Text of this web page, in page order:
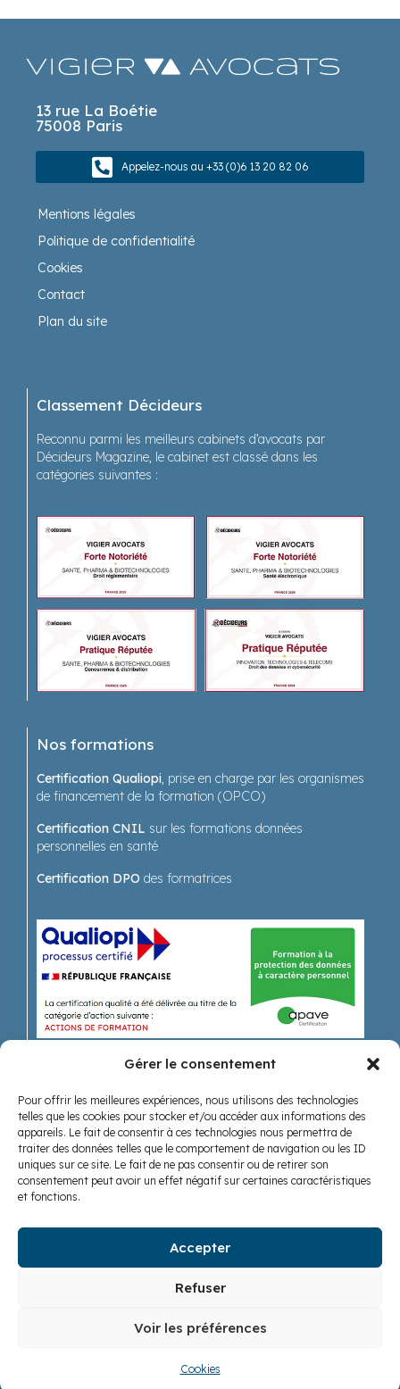
Gérer le consentement
Pour offrir les meilleures expériences, nous utilisons des technologies
telles que les cookies pour stocker et/ou accéder aux informations des
appareils. Le fait de consentir à ces technologies nous permettra de
traiter des données telles que le comportement de navigation ou les ID
uniques sur ce site. Le fait de ne pas consentir ou de retirer son
consentement peut avoir un effet négatif sur certaines caractéristiques
et fonctions.
Accepter
Refuser
Voir les préférences
Cookies
13 rue La Boétie
75008 Paris
Appelez-nous au +33 (0)6 13 20 82 06
Mentions légales
Politique de confidentialité
Cookies
Contact
Plan du site
Classement Décideurs
Reconnu parmi les meilleurs cabinets d’avocats par
Décideurs Magazine, le cabinet est classé dans les
catégories suivantes :
Nos formations
Certification Qualiopi, prise en charge par les organismes
de financement de la formation (OPCO)
Certification CNIL sur les formations données
personnelles en santé
Certification DPO des formatrices
Recevoir nos actualités
Nous suivre